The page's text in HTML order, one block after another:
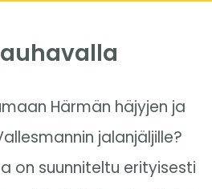
Härmän häjyjen ja
jalanjäljille?
on suunniteltu erityisesti